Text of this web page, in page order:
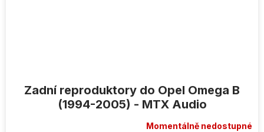
Zadní reproduktory do Opel Omega B
(1994-2005) - MTX Audio
Momentálně nedostupné